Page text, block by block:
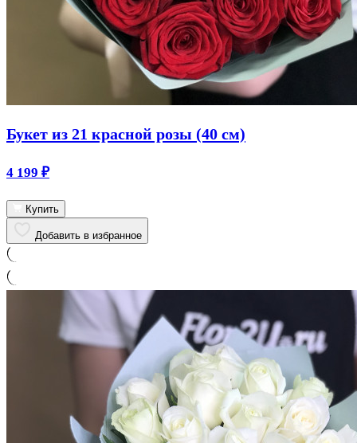
Букет из 21 красной розы (40 см)
4 199 ₽
Купить
Добавить в избранное